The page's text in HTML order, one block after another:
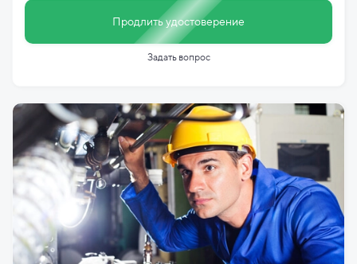
Продлить удостоверение
Задать вопрос